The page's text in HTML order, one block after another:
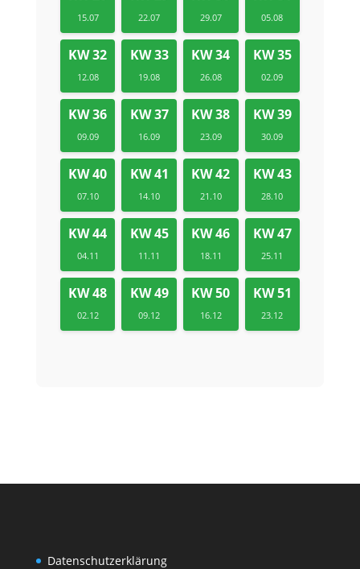
15.07 22.07 29.07 05.08
KW 32
12.08
KW 33
19.08
KW 34
26.08
KW 35
02.09
KW 36
09.09
KW 37
16.09
KW 38
23.09
KW 39
30.09
KW 40
07.10
KW 41
14.10
KW 42
21.10
KW 43
28.10
KW 44
04.11
KW 45
11.11
KW 46
18.11
KW 47
25.11
KW 48
02.12
KW 49
09.12
KW 50
16.12
KW 51
23.12
Datenschutzerklärung